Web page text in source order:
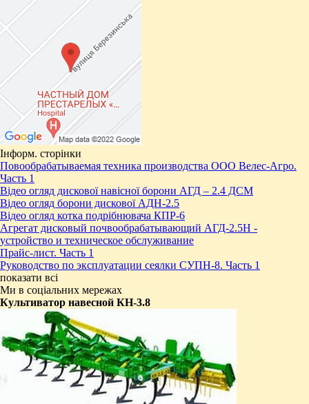
Інформ. сторінки
Повообрабатываемая техника производства ООО Велес-Агро.
Часть 1
Відео огляд дискової навісної борони АГД – 2.4 ДСМ
Відео огляд борони дискової АДН-2.5
Відео огляд котка подрібнювача КПР-6
Агрегат дисковый почвообрабатывающий АГД-2.5Н -
устройство и техническое обслуживание
Прайс-лист. Часть 1
Руководство по эксплуатации сеялки СУПН-8. Часть 1
показати всі
Ми в соціальних мережах
Культиватор навесной КН-3.8